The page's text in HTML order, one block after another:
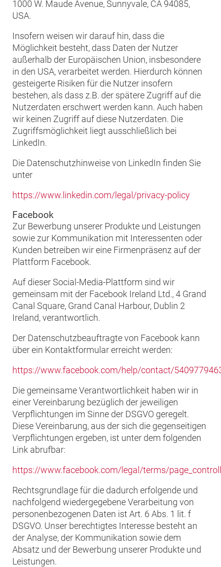
1000 W. Maude Avenue, Sunnyvale, CA 94085,
USA.
Insofern weisen wir darauf hin, dass die
Möglichkeit besteht, dass Daten der Nutzer
außerhalb der Europäischen Union, insbesondere
in den USA, verarbeitet werden. Hierdurch können
gesteigerte Risiken für die Nutzer insofern
bestehen, als dass z.B. der spätere Zugriff auf die
Nutzerdaten erschwert werden kann. Auch haben
wir keinen Zugriff auf diese Nutzerdaten. Die
Zugriffsmöglichkeit liegt ausschließlich bei
LinkedIn.
Die Datenschutzhinweise von LinkedIn finden Sie
unter
https://www.linkedin.com/legal/privacy-policy
Facebook
Zur Bewerbung unserer Produkte und Leistungen
sowie zur Kommunikation mit Interessenten oder
Kunden betreiben wir eine Firmenpräsenz auf der
Plattform Facebook.
Auf dieser Social-Media-Plattform sind wir
gemeinsam mit der Facebook Ireland Ltd., 4 Grand
Canal Square, Grand Canal Harbour, Dublin 2
Ireland, verantwortlich.
Der Datenschutzbeauftragte von Facebook kann
über ein Kontaktformular erreicht werden:
https://www.facebook.com/help/contact/
Die gemeinsame Verantwortlichkeit haben wir in
einer Vereinbarung bezüglich der jeweiligen
Verpflichtungen im Sinne der DSGVO geregelt.
Diese Vereinbarung, aus der sich die gegenseitigen
Verpflichtungen ergeben, ist unter dem folgenden
Link abrufbar:
https://www.facebook.com/legal/terms/
Rechtsgrundlage für die dadurch erfolgende und
nachfolgend wiedergegebene Verarbeitung von
personenbezogenen Daten ist Art. 6 Abs. 1 lit. f
DSGVO. Unser berechtigtes Interesse besteht an
der Analyse, der Kommunikation sowie dem
Absatz und der Bewerbung unserer Produkte und
Leistungen.